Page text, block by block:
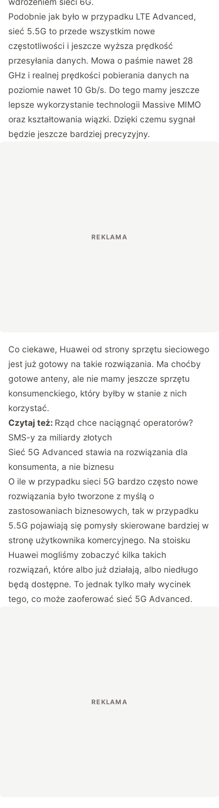
Podobnie jak było w przypadku LTE Advanced,
sieć 5.5G to przede wszystkim nowe
częstotliwości i jeszcze wyższa prędkość
przesyłania danych. Mowa o paśmie nawet 28
GHz i realnej prędkości pobierania danych na
poziomie nawet 10 Gb/s. Do tego mamy jeszcze
lepsze wykorzystanie technologii Massive MIMO
oraz kształtowania wiązki. Dzięki czemu sygnał
będzie jeszcze bardziej precyzyjny.
Co ciekawe, Huawei od strony sprzętu sieciowego
jest już gotowy na takie rozwiązania. Ma choćby
gotowe anteny, ale nie mamy jeszcze sprzętu
konsumenckiego, który byłby w stanie z nich
korzystać.
Czytaj też: Rząd chce naciągnąć operatorów?
SMS-y za miliardy złotych
Sieć 5G Advanced stawia na rozwiązania dla
konsumenta, a nie biznesu
O ile w przypadku sieci 5G bardzo często nowe
rozwiązania było tworzone z myślą o
zastosowaniach biznesowych, tak w przypadku
5.5G pojawiają się pomysły skierowane bardziej w
stronę użytkownika komercyjnego. Na stoisku
Huawei mogliśmy zobaczyć kilka takich
rozwiązań, które albo już działają, albo niedługo
będą dostępne. To jednak tylko mały wycinek
tego, co może zaoferować sieć 5G Advanced.